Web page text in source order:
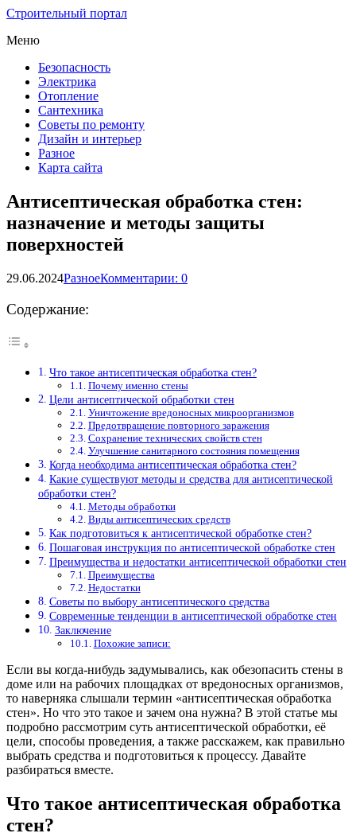
Строительный портал
Меню
Безопасность
Электрика
Отопление
Сантехника
Советы по ремонту
Дизайн и интерьер
Разное
Карта сайта
Антисептическая обработка стен:
назначение и методы защиты
поверхностей
29.06.2024РазноеКомментарии: 0
Содержание:
Что такое антисептическая обработка стен?
Почему именно стены
Цели антисептической обработки стен
Уничтожение вредоносных микроорганизмов
Предотвращение повторного заражения
Сохранение технических свойств стен
Улучшение санитарного состояния помещения
Когда необходима антисептическая обработка стен?
Какие существуют методы и средства для антисептической
обработки стен?
Методы обработки
Виды антисептических средств
Как подготовиться к антисептической обработке стен?
Пошаговая инструкция по антисептической обработке стен
Преимущества и недостатки антисептической обработки стен
Преимущества
Недостатки
Советы по выбору антисептического средства
Современные тенденции в антисептической обработке стен
Заключение
Похожие записи:
Если вы когда-нибудь задумывались, как обезопасить стены в
доме или на рабочих площадках от вредоносных организмов,
то наверняка слышали термин «антисептическая обработка
стен». Но что это такое и зачем она нужна? В этой статье мы
подробно рассмотрим суть антисептической обработки, её
цели, способы проведения, а также расскажем, как правильно
выбрать средства и подготовиться к процессу. Давайте
разбираться вместе.
Что такое антисептическая обработка
стен?